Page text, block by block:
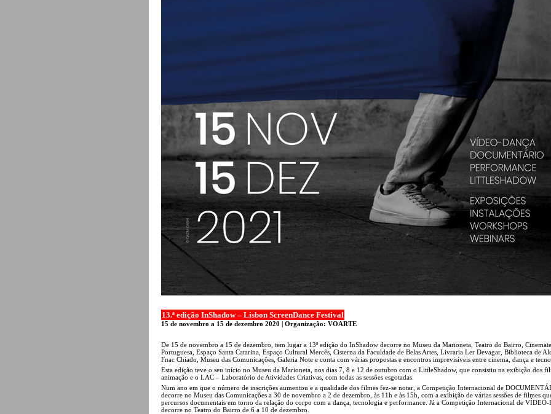
13.ª edição InShadow – Lisbon ScreenDance Festival
15 de novembro a 15 de dezembro 2020 | Organização: VOARTE
De 15 de novembro a 15 de dezembro, tem lugar a 13ª edição do InShadow decorre no Museu da Marioneta, Teatro do Bairro,
Portuguesa, Espaço Santa Catarina, Espaço Cultural Mercês, Cisterna da Faculdade de Belas Artes, Livraria Ler Devagar, Biblioteca de
Fnac Chiado, Museu das Comunicações, Galeria Note e conta com várias propostas e encontros imprevisíveis entre cinema, dança e
Esta edição teve o seu início no Museu da Marioneta, nos dias 7, 8 e 12 de outubro com o LittleShadow, que consistiu na exibição dos
animação e o LAC – Laboratório de Atividades Criativas, com todas as sessões esgotadas.
Num ano em que o número de inscrições aumentou e a qualidade dos filmes fez-se notar, a Competição Internacional de
decorre no Museu das Comunicações a 30 de novembro a 2 de dezembro, às 11h e às 15h, com a exibição de várias sessões de filmes
percursos documentais em torno da relação do corpo com a dança, tecnologia e performance. Já a Competição Internacional de
decorre no Teatro do Bairro de 6 a 10 de dezembro.